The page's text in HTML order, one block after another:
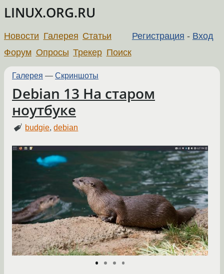
LINUX.ORG.RU
Регистрация - Вход
Новости Галерея Статьи
Форум Опросы Трекер Поиск
Галерея — Скриншоты
Debian 13 На старом
ноутбуке
budgie,debian